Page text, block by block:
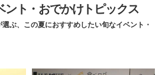
ント・おでかけトピックス
ぶ、この夏におすすめしたい旬なイベント・